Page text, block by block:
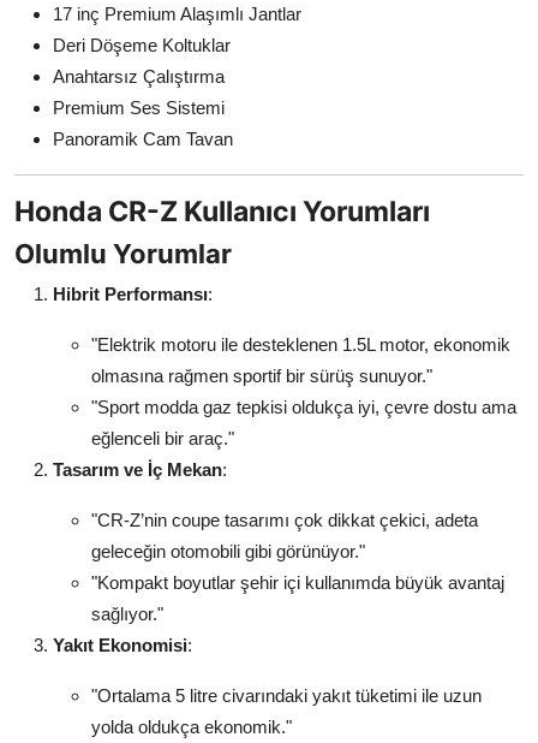
17 inç Premium Alaşımlı Jantlar
Deri Döşeme Koltuklar
Anahtarsız Çalıştırma
Premium Ses Sistemi
Panoramik Cam Tavan
Honda CR-Z Kullanıcı Yorumları
Olumlu Yorumlar
Hibrit Performansı:
"Elektrik motoru ile desteklenen 1.5L motor, ekonomik
olmasına rağmen sportif bir sürüş sunuyor."
"Sport modda gaz tepkisi oldukça iyi, çevre dostu ama
eğlenceli bir araç."
Tasarım ve İç Mekan:
"CR-Z’nin coupe tasarımı çok dikkat çekici, adeta
geleceğin otomobili gibi görünüyor."
"Kompakt boyutlar şehir içi kullanımda büyük avantaj
sağlıyor."
Yakıt Ekonomisi:
"Ortalama 5 litre civarındaki yakıt tüketimi ile uzun
yolda oldukça ekonomik."